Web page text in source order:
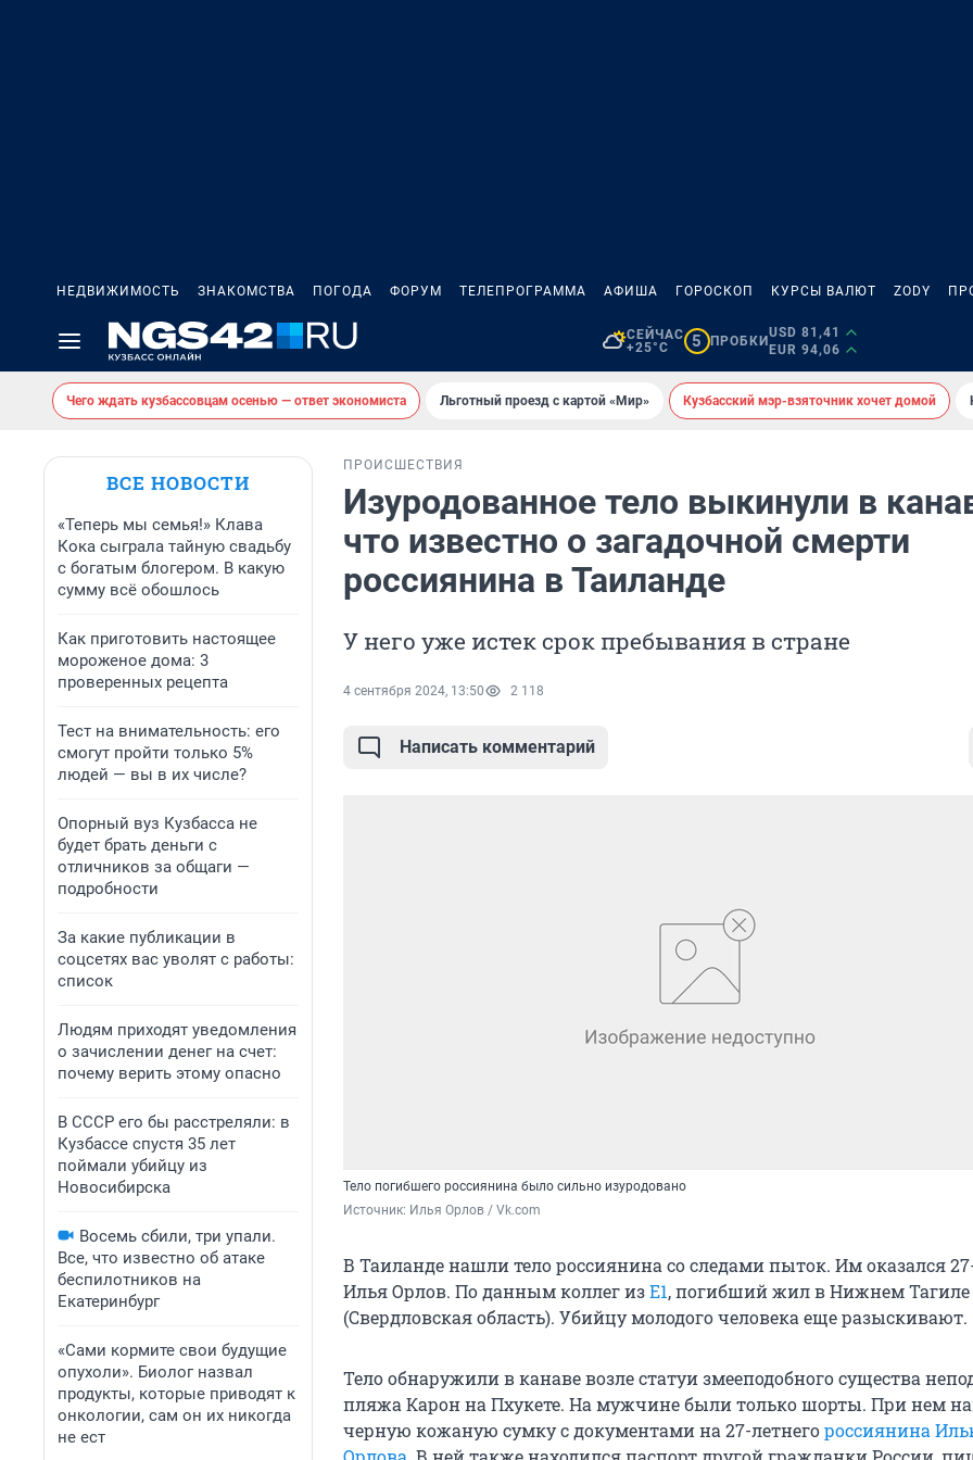
НЕДВИЖИМОСТЬ ЗНАКОМСТВА ПОГОДА ФОРУМ ТЕЛЕПРОГРАММА АФИША ГОРОСКОП КУРСЫ ВАЛЮТ ZODY
СЕЙЧАС
+25°C
5 ПРОБКИ
USD 81,41
EUR 94,06
Чего ждать кузбассовцам осенью — ответ экономиста Льготный проезд с картой «Мир» Кузбасский мэр-взяточник хочет домой
ВСЕ НОВОСТИ
«Теперь мы семья!» Клава
Кока сыграла тайную свадьбу
с богатым блогером. В какую
сумму всё обошлось
Как приготовить настоящее
мороженое дома: 3
проверенных рецепта
Тест на внимательность: его
смогут пройти только 5%
людей — вы в их числе?
Опорный вуз Кузбасса не
будет брать деньги с
отличников за общаги —
подробности
За какие публикации в
соцсетях вас уволят с работы:
список
Людям приходят уведомления
о зачислении денег на счет:
почему верить этому опасно
В СССР его бы расстреляли: в
Кузбассе спустя 35 лет
поймали убийцу из
Новосибирска
Восемь сбили, три упали.
Все, что известно об атаке
беспилотников на
Екатеринбург
«Сами кормите свои будущие
опухоли». Биолог назвал
продукты, которые приводят к
онкологии, сам он их никогда
не ест
ПРОИСШЕСТВИЯ
Изуродованное тело выкинули в
что известно о загадочной смерти
россиянина в Таиланде
У него уже истек срок пребывания в стране
4 сентября 2024, 13:50 2 118
Написать комментарий
Тело погибшего россиянина было сильно изуродовано
Источник: Илья Орлов / Vk.com
В Таиланде нашли тело россиянина со следами пыток. Им оказался
Илья Орлов. По данным коллег изЕ1, погибший жил в Нижнем Тагиле
(Свердловская область). Убийцу молодого человека еще разыскивают.
Тело обнаружили в канаве возле статуи змееподобного существа
пляжа Карон на Пхукете. На мужчине были только шорты. При нем
черную кожаную сумку с документами на 27-летнегороссиянина